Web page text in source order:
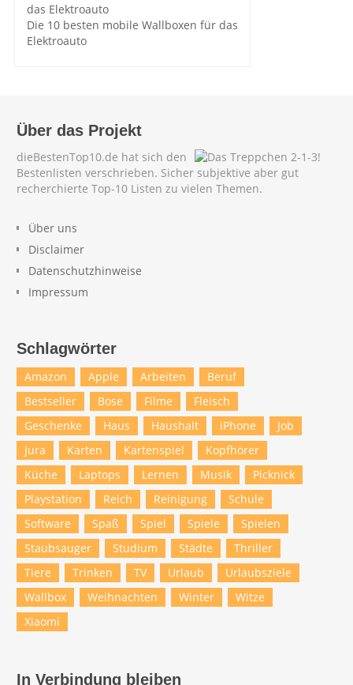
Die 10 besten mobile Wallboxen für das
Elektroauto
Über das Projekt
dieBestenTop10.de hat sich den
Bestenlisten verschrieben. Sicher subjektive aber gut
recherchierte Top-10 Listen zu vielen Themen.
Über uns
Disclaimer
Datenschutzhinweise
Impressum
Schlagwörter
Amazon Apple Arbeiten
Beruf
Bestseller
Bose Filme
Fleisch
Geschenke
Haus Haushalt iPhone
Job
Jura
Karten Kartenspiel
Kopfhörer
Küche
Laptops Lernen Musik
Picknick
Playstation
Reich Reinigung
Schule
Software
Spaß Spiel Spiele
Spielen
Staubsauger
Studium Städte
Thriller
Tiere
Trinken TV Urlaub
Urlaubsziele
Wallbox
Weihnachten Winter
Witze
Xiaomi
In Verbindung bleiben